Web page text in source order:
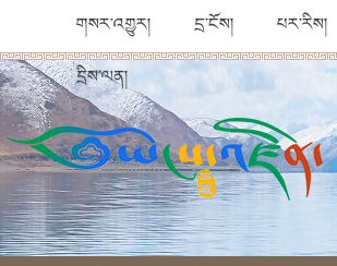
གསར་འགྱུར། དྲ་ངོས། པར་རིས།
དྲིས་ལན།